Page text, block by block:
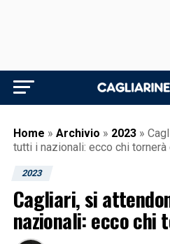
Home » Archivio » 2023 »
tutti i nazionali: ecco chi tornerà
2023
Cagliari, si
nazionali: ecco chi